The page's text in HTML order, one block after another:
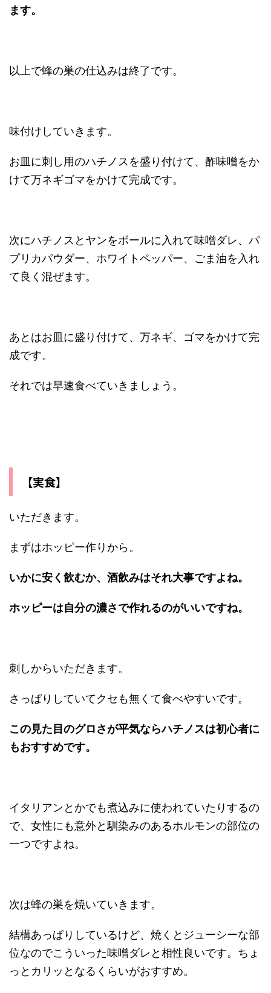
ます。
以上で蜂の巣の仕込みは終了です。
味付けしていきます。
お皿に刺し用のハチノスを盛り付けて、酢味噌をか
けて万ネギゴマをかけて完成です。
次にハチノスとヤンをボールに入れて味噌ダレ、パ
プリカパウダー、ホワイトペッパー、ごま油を入れ
て良く混ぜます。
あとはお皿に盛り付けて、万ネギ、ゴマをかけて完
成です。
それでは早速食べていきましょう。
【実食】
いただきます。
まずはホッピー作りから。
いかに安く飲むか、酒飲みはそれ大事ですよね。
ホッピーは自分の濃さで作れるのがいいですね。
刺しからいただきます。
さっぱりしていてクセも無くて食べやすいです。
この見た目のグロさが平気ならハチノスは初心者に
もおすすめです。
イタリアンとかでも煮込みに使われていたりするの
で、女性にも意外と馴染みのあるホルモンの部位の
一つですよね。
次は蜂の巣を焼いていきます。
結構あっぱりしているけど、焼くとジューシーな部
位なのでこういった味噌ダレと相性良いです。ちょ
っとカリッとなるくらいがおすすめ。